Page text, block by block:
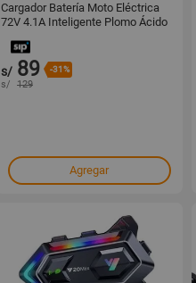
Cargador Batería Moto Eléctrica
72V 4.1A Inteligente Plomo Ácido
s/ 89 -31%
s/ 129
Agregar